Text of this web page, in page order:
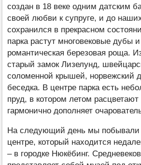
создан в 18 веке одним датским
своей любви к супруге, и до
сохранился в прекрасном
парка растут многовековые дубы
романтическая березовая роща.
старый замок Лизелунд,
соломенной крышей, норвежский
беседка. В центре парка есть
пруд, в котором летом
гармонично дополняет
На следующий день мы побывали
центре, который находится
– в городке Нюкёбинг.